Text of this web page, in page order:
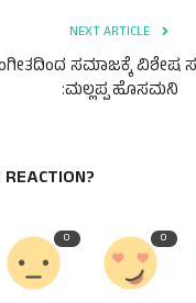
NEXT ARTICLE
ಸಮಾಜಕ್ಕೆ ವಿಶೇಷ
:ಮಲ್ಲಪ್ಪ ಹೊಸಮನಿ
0 0